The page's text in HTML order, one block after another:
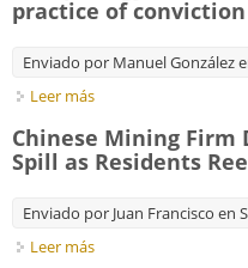
practice of conviction
Enviado por Manuel González
Leer más
Chinese Mining Firm
Spill as Residents
Enviado por Juan Francisco en
Leer más